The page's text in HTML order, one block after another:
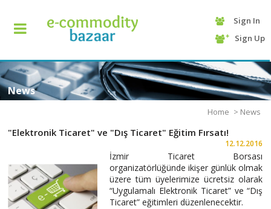
+90
425
13
70
Sign In
Sign Up
News
Home > News
"Elektronik Ticaret" ve "Dış Ticaret" Eğitim Fırsatı!
12.12.2016
İzmir Ticaret Borsası
organizatörlüğünde ikişer günlük olmak
üzere tüm üyelerimize ücretsiz olarak
“Uygulamalı Elektronik Ticaret” ve “Dış
Ticaret” eğitimleri düzenlenecektir.